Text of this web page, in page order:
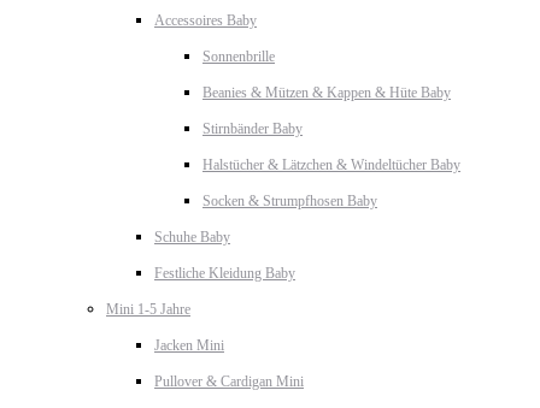
Accessoires Baby
Sonnenbrille
Beanies & Mützen & Kappen & Hüte Baby
Stirnbänder Baby
Halstücher & Lätzchen & Windeltücher Baby
Socken & Strumpfhosen Baby
Schuhe Baby
Festliche Kleidung Baby
Mini 1-5 Jahre
Jacken Mini
Pullover & Cardigan Mini